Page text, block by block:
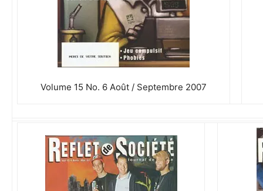
Volume 15 No. 6 Août / Septembre 2007